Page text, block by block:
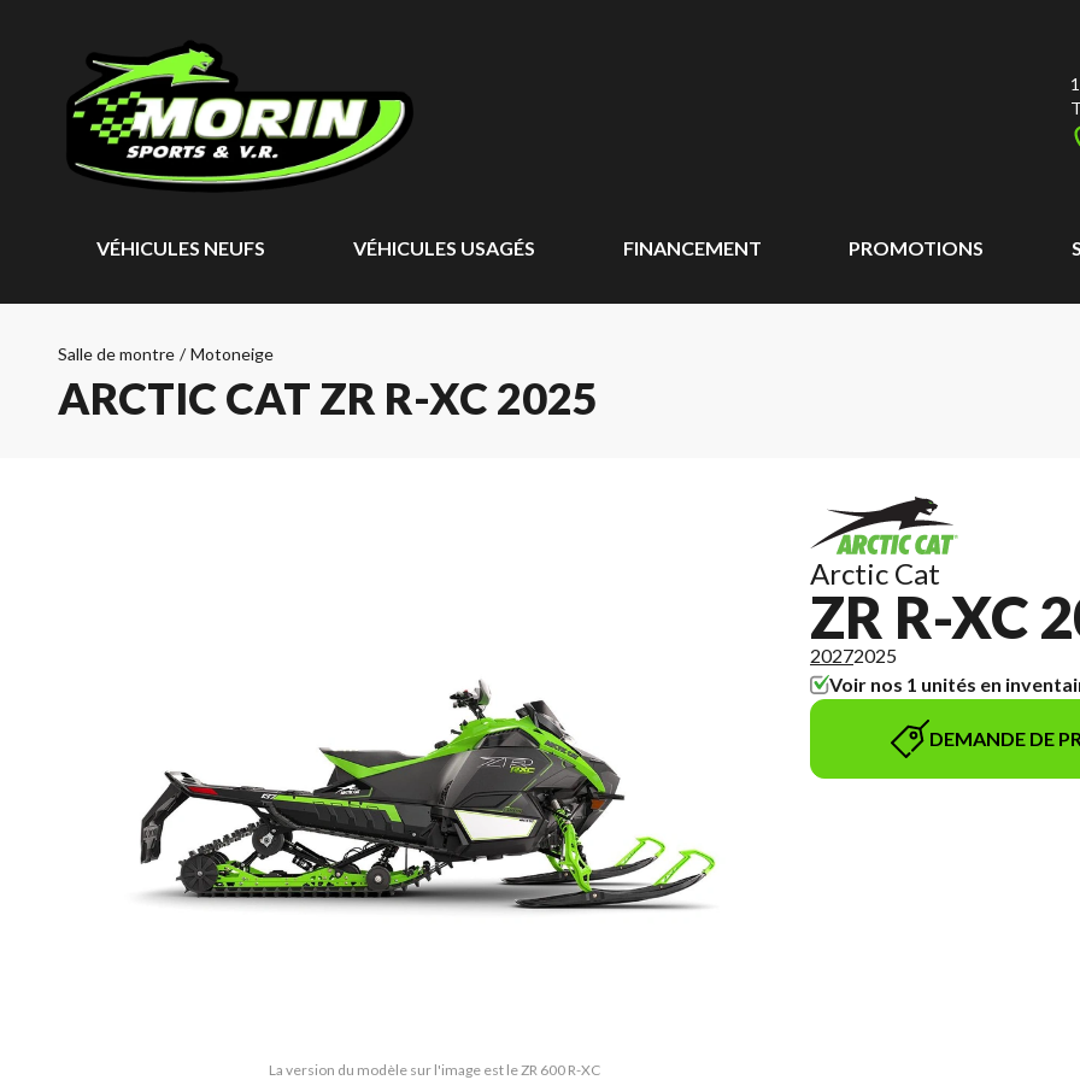
VÉHICULES NEUFS VÉHICULES USAGÉS FINANCEMENT PROMOTIONS
Salle de montre / Motoneige
ARCTIC CAT ZR R-XC 2025
La version du modèle sur l'image est le ZR 600 R-XC
Arctic Cat
ZR R-XC
20272025
Voir nos 1 unités en
DEMANDE DE